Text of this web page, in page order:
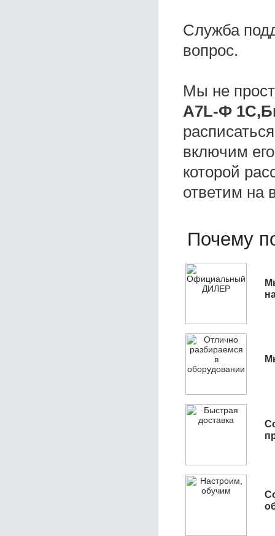
Служба
вопрос.
Мы не
A7L-Ф
включим
которой
ответим на
Почему